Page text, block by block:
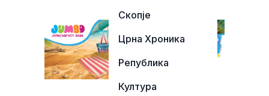
Скопје
Црна Хроника
Република
Култура